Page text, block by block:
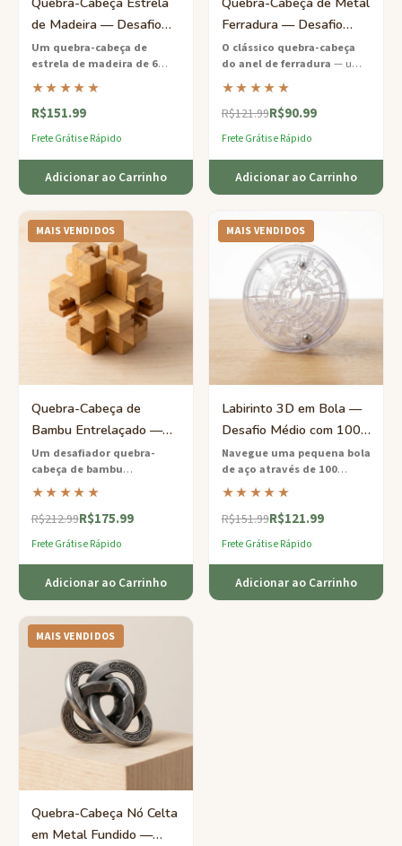
de Madeira — Desafio
Burr 6 Peças Nível Médio
Um quebra-cabeça de
estrela de madeira de 6
peças mais vendido
testa seu raciocínio espacial
com peças de madeira dura
★★★★★
R$151.99
Frete Grátis e Rápido
Adicionar ao Carrinho
Ferradura — Desafio
Clássico Fácil de
Desencaixar
O clássico quebra-cabeça
do anel de ferradura — um
sucesso atemporal e um dos
nossos quebra-cabeças mais
vendidos de todos os tempos.
★★★★★
R$121.99R$90.99
Frete Grátis e Rápido
Adicionar ao Carrinho
MAIS VENDIDOS
Quebra-Cabeça de
Bambu Entrelaçado —
Difícil 12 Peças Eco
Brain Teaser
Um desafiador quebra-
cabeça de bambu
interligado de 12 peças
feito de forma sustentável e
infinitamente jogável.
★★★★★
R$212.99R$175.99
Frete Grátis e Rápido
Adicionar ao Carrinho
MAIS VENDIDOS
Labirinto 3D em Bola —
Desafio Médio com 100
Barreiras
Navegue uma pequena bola
de aço através de 100
barreirasdentro desta esfera
labiríntica 3D transparente —
nosso best-seller mais viciante.
★★★★★
R$151.99R$121.99
Frete Grátis e Rápido
Adicionar ao Carrinho
MAIS VENDIDOS
Quebra-Cabeça Nó Celta
em Metal Fundido —